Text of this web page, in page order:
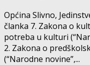
Općina Slivno,
članka 7. Zakona o
potreba u kulturi
2. Zakona o
(“Narodne novine”,...